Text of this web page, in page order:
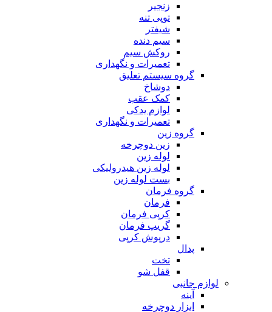
زنجیر
توپی تنه
شیفتر
سیم دنده
روکش سیم
تعمیرات و نگهداری
گروه سیستم تعلیق
دوشاخ
کمک عقب
لوازم یدکی
تعمیرات و نگهداری
گروه زین
زین دوچرخه
لوله زین
لوله زین هیدرولیکی
بست لوله زین
گروه فرمان
فرمان
کرپی فرمان
گریپ فرمان
درپوش کرپی
پدال
تخت
قفل شو
لوازم جانبی
آینه
ابزار دوچرخه